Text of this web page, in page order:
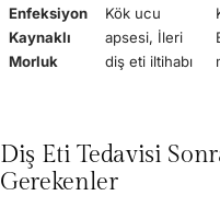
Enfeksiyon
Kaynaklı
Morluk
Kök ucu
apsesi, İleri
diş eti iltihabı
Diş Eti Tedavisi
Gerekenler